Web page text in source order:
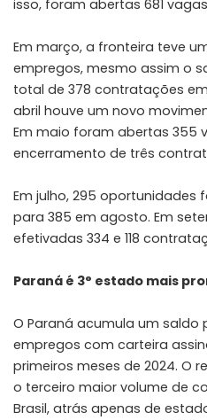
isso, foram abertas 681
Em março, a fronteira teve
empregos, mesmo assim o
total de 378 contratações
abril houve um novo
Em maio foram abertas 355
encerramento de três
Em julho, 295
para 385 em agosto. Em
efetivadas 334 e 118
Paraná é 3° estado mais
O Paraná acumula um saldo
empregos com carteira
primeiros meses de 2024. O
o terceiro maior volume de
Brasil, atrás apenas de